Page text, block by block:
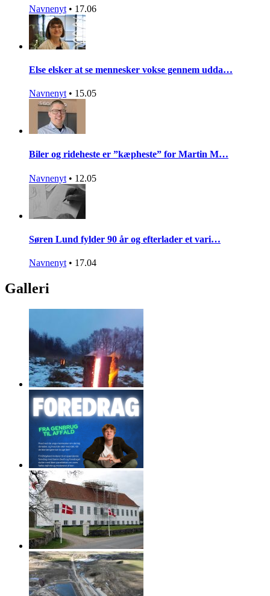
Navnenyt • 17.06
Else elsker at se mennesker vokse gennem udda…
Navnenyt • 15.05
Biler og rideheste er ”kæpheste” for Martin M…
Navnenyt • 12.05
Søren Lund fylder 90 år og efterlader et vari…
Navnenyt • 17.04
Galleri